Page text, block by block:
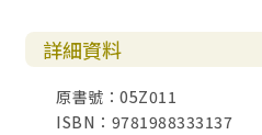
詳細資料
原書號：05Z011
ISBN：9781988333137